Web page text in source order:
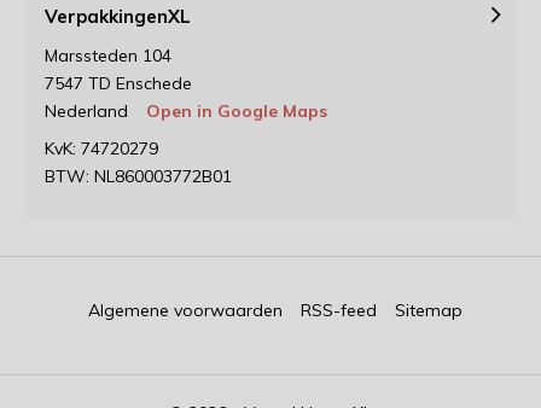
VerpakkingenXL
Marssteden 104
7547 TD Enschede
Nederland
Open in Google Maps
KvK: 74720279
BTW: NL860003772B01
Algemene voorwaarden RSS-feed Sitemap